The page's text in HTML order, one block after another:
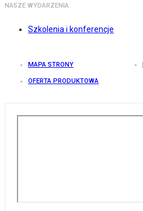
NASZE WYDARZENIA
Szkolenia i konferencje
MAPA STRONY
OFERTA PRODUKTOWA